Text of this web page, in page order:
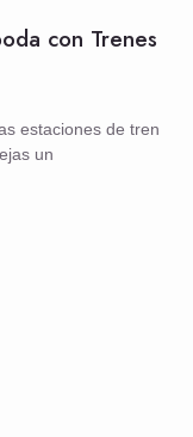
con Trenes
estaciones de tren
un